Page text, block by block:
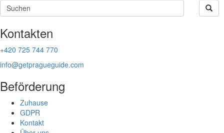
Kontakten
+420 725 744 770
info@getpragueguide.com
Beförderung
Zuhause
GDPR
Kontakt